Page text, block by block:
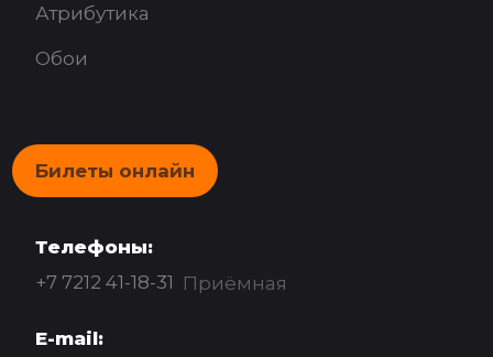
Атрибутика
Обои
Билеты онлайн
Телефоны:
+7 7212 41-18-31 Приёмная
E-mail: